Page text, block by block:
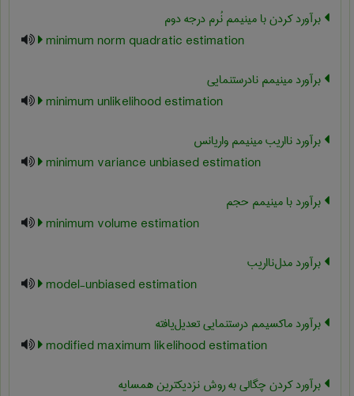
برآورد کردن با مینیمم نُرم درجه دوم
minimum norm quadratic estimation
برآورد مینیمم نادرستنمایی
minimum unlikelihood estimation
برآورد نااریب مینیمم واریانس
minimum variance unbiased estimation
برآورد با مینیمم حجم
minimum volume estimation
برآورد مدل‌نااریب
model-unbiased estimation
برآورد ماکسیمم درستنمایی تعدیل‌یافته
modified maximum likelihood estimation
برآورد کردن چگالی به روش نزدیکترین همسایه